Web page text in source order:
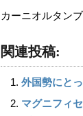
カーニオルタン
関連投稿:
外国勢にと
マグニフィ